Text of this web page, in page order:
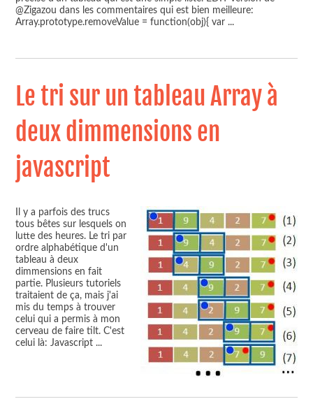
@Zigazou dans les commentaires qui est bien meilleure:
Array.prototype.removeValue = function(obj){ var ...
Le tri sur un tableau Array à
deux dimmensions en
javascript
Il y a parfois des trucs
tous bêtes sur lesquels on
lutte des heures. Le tri par
ordre alphabétique d'un
tableau à deux
dimmensions en fait
partie. Plusieurs tutoriels
traitaient de ça, mais j'ai
mis du temps à trouver
celui qui a permis à mon
cerveau de faire tilt. C'est
celui là: Javascript ...